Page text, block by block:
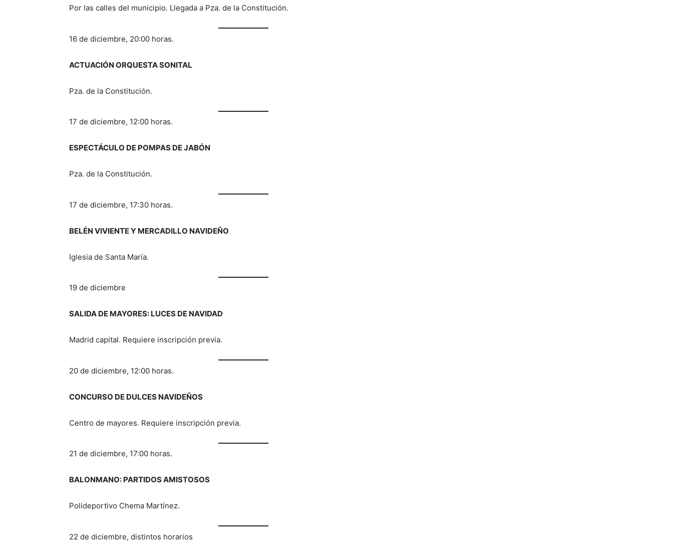
Por las calles del municipio. Llegada a Pza. de la Constitución.
16 de diciembre, 20:00 horas.
ACTUACIÓN ORQUESTA SONITAL
Pza. de la Constitución.
17 de diciembre, 12:00 horas.
ESPECTÁCULO DE POMPAS DE JABÓN
Pza. de la Constitución.
17 de diciembre, 17:30 horas.
BELÉN VIVIENTE Y MERCADILLO NAVIDEÑO
Iglesia de Santa María.
19 de diciembre
SALIDA DE MAYORES: LUCES DE NAVIDAD
Madrid capital. Requiere inscripción previa.
20 de diciembre, 12:00 horas.
CONCURSO DE DULCES NAVIDEÑOS
Centro de mayores. Requiere inscripción previa.
21 de diciembre, 17:00 horas.
BALONMANO: PARTIDOS AMISTOSOS
Polideportivo Chema Martínez.
22 de diciembre, distintos horarios